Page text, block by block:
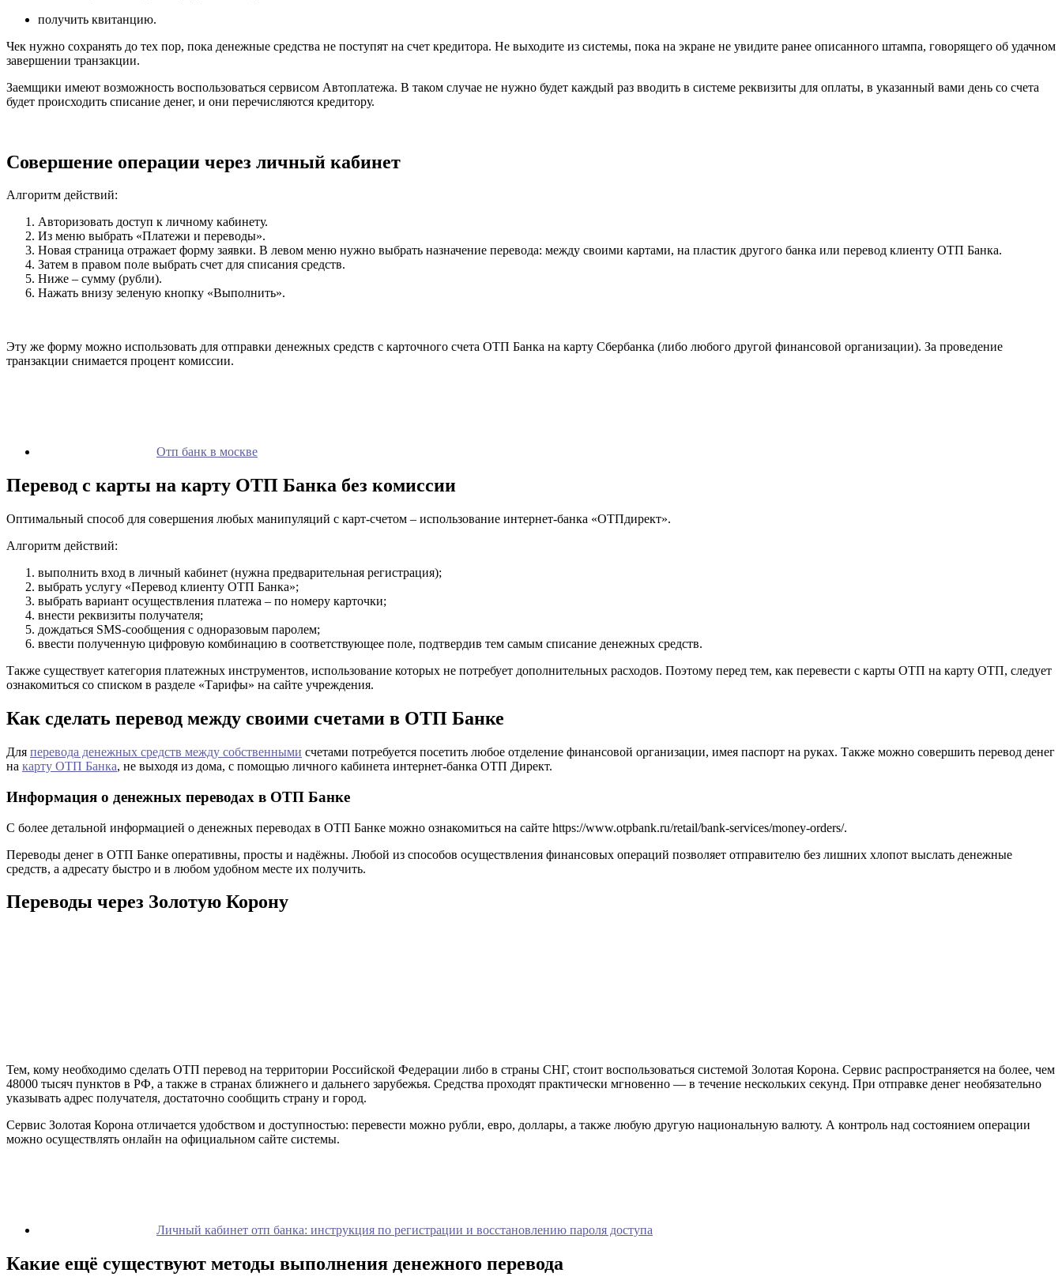
получить квитанцию.
Чек нужно сохранять до тех пор, пока денежные средства не поступят на счет кредитора. Не выходите из системы, пока на экране не увидите ранее описанного штампа, говорящего об удачном
завершении транзакции.
Заемщики имеют возможность воспользоваться сервисом Автоплатежа. В таком случае не нужно будет каждый раз вводить в системе реквизиты для оплаты, в указанный вами день со счета
будет происходить списание денег, и они перечисляются кредитору.
Совершение операции через личный кабинет
Алгоритм действий:
Авторизовать доступ к личному кабинету.
Из меню выбрать «Платежи и переводы».
Новая страница отражает форму заявки. В левом меню нужно выбрать назначение перевода: между своими картами, на пластик другого банка или перевод клиенту ОТП Банка.
Затем в правом поле выбрать счет для списания средств.
Ниже – сумму (рубли).
Нажать внизу зеленую кнопку «Выполнить».
Эту же форму можно использовать для отправки денежных средств с карточного счета ОТП Банка на карту Сбербанка (либо любого другой финансовой организации). За проведение
транзакции снимается процент комиссии.
Отп банк в москве
Перевод с карты на карту ОТП Банка без комиссии
Оптимальный способ для совершения любых манипуляций с карт-счетом – использование интернет-банка «ОТПдирект».
Алгоритм действий:
выполнить вход в личный кабинет (нужна предварительная регистрация);
выбрать услугу «Перевод клиенту ОТП Банка»;
выбрать вариант осуществления платежа – по номеру карточки;
внести реквизиты получателя;
дождаться SMS-сообщения с одноразовым паролем;
ввести полученную цифровую комбинацию в соответствующее поле, подтвердив тем самым списание денежных средств.
Также существует категория платежных инструментов, использование которых не потребует дополнительных расходов. Поэтому перед тем, как перевести с карты ОТП на карту ОТП, следует
ознакомиться со списком в разделе «Тарифы» на сайте учреждения.
Как сделать перевод между своими счетами в ОТП Банке
Для перевода денежных средств между собственными счетами потребуется посетить любое отделение финансовой организации, имея паспорт на руках. Также можно совершить перевод денег
на карту ОТП Банка, не выходя из дома, с помощью личного кабинета интернет-банка ОТП Директ.
Информация о денежных переводах в ОТП Банке
С более детальной информацией о денежных переводах в ОТП Банке можно ознакомиться на сайте https://www.otpbank.ru/retail/bank-services/money-orders/.
Переводы денег в ОТП Банке оперативны, просты и надёжны. Любой из способов осуществления финансовых операций позволяет отправителю без лишних хлопот выслать денежные
средств, а адресату быстро и в любом удобном месте их получить.
Переводы через Золотую Корону
Тем, кому необходимо сделать ОТП перевод на территории Российской Федерации либо в страны СНГ, стоит воспользоваться системой Золотая Корона. Сервис распространяется на более, чем
48000 тысяч пунктов в РФ, а также в странах ближнего и дальнего зарубежья. Средства проходят практически мгновенно — в течение нескольких секунд. При отправке денег необязательно
указывать адрес получателя, достаточно сообщить страну и город.
Сервис Золотая Корона отличается удобством и доступностью: перевести можно рубли, евро, доллары, а также любую другую национальную валюту. А контроль над состоянием операции
можно осуществлять онлайн на официальном сайте системы.
Личный кабинет отп банка: инструкция по регистрации и восстановлению пароля доступа
Какие ещё существуют методы выполнения денежного перевода